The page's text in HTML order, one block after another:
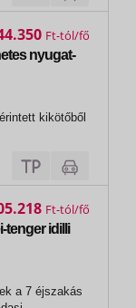
tól, üdvözlő
nyugat-
kikötőből
Ft
tenger idilli
a 7 éjszakás
Ft